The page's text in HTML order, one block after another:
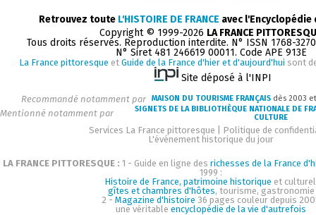
Retrouvez toute L'HISTOIRE DE FRANCE avec
Copyright © 1999-2026 LA FRANCE
Tous droits réservés. Reproduction interdite. N° ISSN 1768-
N° Siret 481 246619 00011. Code APE 913E
La France pittoresque et Guide de la France d'hier et d'aujourd'hui sont
Site déposé à l'INPI
Recommandé notamment par MAISON DU TOURISME FRANÇAIS dès 2003
Mentionné notamment par
SIGNETS DE LA BIBLIOTHÈQUE NATIONALE DE
CULTURE
Services La France pittoresque
Politique de
L'événement historique du jour
LA FRANCE PITTORESQUE : 1 - Guide en ligne des richesses de la France
1999 :
Histoire de France, patrimoine historique et
gîtes et chambres d'hôtes, tourisme, gastronomie
2 - Magazine d'histoire 36 pages couleur depuis
une véritableencyclopédie de la vie d'autrefois